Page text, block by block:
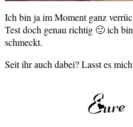
Ich bin ja im Moment ganz
Test doch genau richtig 🙂 ich
schmeckt.
Seit ihr auch dabei? Lasst es